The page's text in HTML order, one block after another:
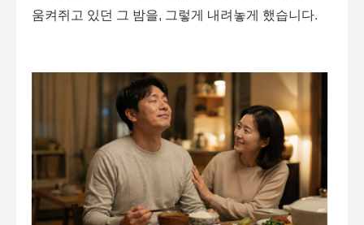
움켜쥐고 있던 그 밤을, 그렇게 내려놓게 했습니다.